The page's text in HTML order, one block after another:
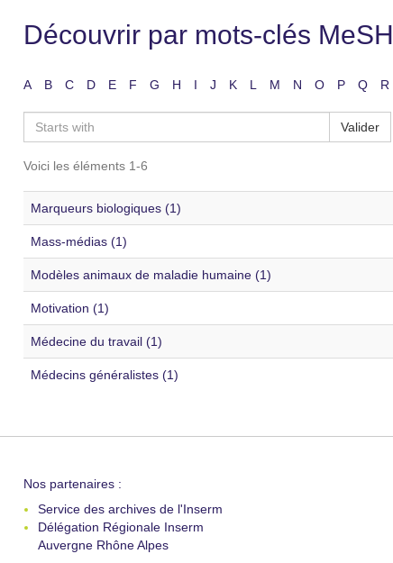
Découvrir par mots-clés MeSH
A B C D E F G H I J K L M N O P Q R
Valider
Voici les éléments 1-6
Marqueurs biologiques (1)
Mass-médias (1)
Modèles animaux de maladie humaine (1)
Motivation (1)
Médecine du travail (1)
Médecins généralistes (1)
Nos partenaires :
Service des archives de l'Inserm
Délégation Régionale Inserm
Auvergne Rhône Alpes